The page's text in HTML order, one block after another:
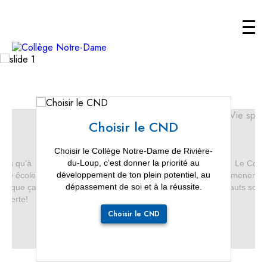
innovation depuis
plus d'un demi-
siècle
plein potentiel
Découvrez
d'apprentissage
novateurs
Découvrez
qu’à
école, il
que ça
Choisir le CND
Choisir le Collège Notre-Dame de Rivière-
du-Loup, c’est donner la priorité au
développement de ton plein potentiel, au
dépassement de soi et à la réussite.
Choisir le CND
Le
mener
hauts